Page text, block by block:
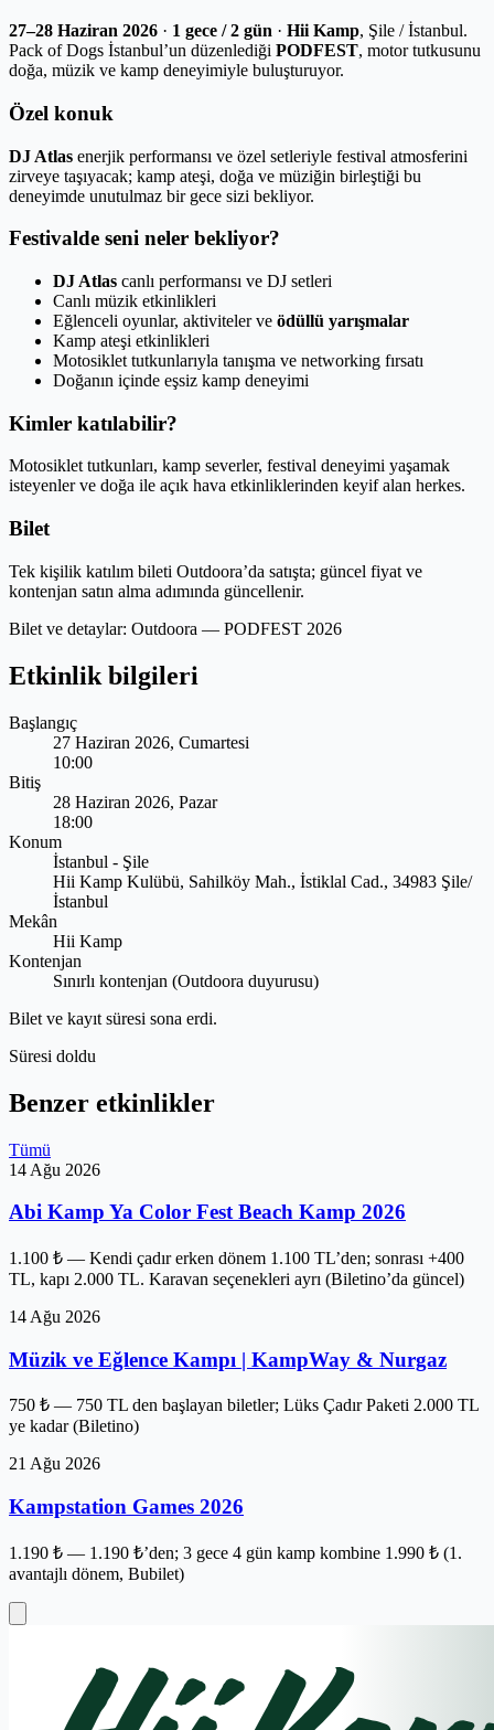
27–28 Haziran 2026 · 1 gece / 2 gün · Hii Kamp, Şile / İstanbul.
Pack of Dogs İstanbul’un düzenlediği PODFEST, motor tutkusunu
doğa, müzik ve kamp deneyimiyle buluşturuyor.
Özel konuk
DJ Atlas enerjik performansı ve özel setleriyle festival atmosferini
zirveye taşıyacak; kamp ateşi, doğa ve müziğin birleştiği bu
deneyimde unutulmaz bir gece sizi bekliyor.
Festivalde seni neler bekliyor?
DJ Atlas canlı performansı ve DJ setleri
Canlı müzik etkinlikleri
Eğlenceli oyunlar, aktiviteler ve ödüllü yarışmalar
Kamp ateşi etkinlikleri
Motosiklet tutkunlarıyla tanışma ve networking fırsatı
Doğanın içinde eşsiz kamp deneyimi
Kimler katılabilir?
Motosiklet tutkunları, kamp severler, festival deneyimi yaşamak
isteyenler ve doğa ile açık hava etkinliklerinden keyif alan herkes.
Bilet
Tek kişilik katılım bileti Outdoora’da satışta; güncel fiyat ve
kontenjan satın alma adımında güncellenir.
Bilet ve detaylar: Outdoora — PODFEST 2026
Etkinlik bilgileri
Başlangıç
27 Haziran 2026, Cumartesi
10:00
Bitiş
28 Haziran 2026, Pazar
18:00
Konum
İstanbul - Şile
Hii Kamp Kulübü, Sahilköy Mah., İstiklal Cad., 34983 Şile/
İstanbul
Mekân
Hii Kamp
Kontenjan
Sınırlı kontenjan (Outdoora duyurusu)
Bilet ve kayıt süresi sona erdi.
Süresi doldu
Benzer etkinlikler
Tümü
14 Ağu 2026
Abi Kamp Ya Color Fest Beach Kamp 2026
1.100 ₺ — Kendi çadır erken dönem 1.100 TL’den; sonrası +400
TL, kapı 2.000 TL. Karavan seçenekleri ayrı (Biletino’da güncel)
14 Ağu 2026
Müzik ve Eğlence Kampı | KampWay & Nurgaz
750 ₺ — 750 TL den başlayan biletler; Lüks Çadır Paketi 2.000 TL
ye kadar (Biletino)
21 Ağu 2026
Kampstation Games 2026
1.190 ₺ — 1.190 ₺’den; 3 gece 4 gün kamp kombine 1.990 ₺ (1.
avantajlı dönem, Bubilet)